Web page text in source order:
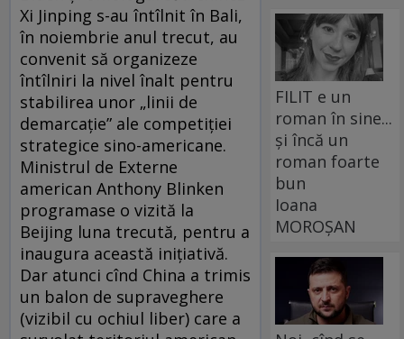
Xi Jinping s-au întîlnit în Bali,
în noiembrie anul trecut, au
convenit să organizeze
întîlniri la nivel înalt pentru
stabilirea unor „linii de
demarcație” ale competiției
strategice sino-americane.
Ministrul de Externe
american Anthony Blinken
programase o vizită la
Beijing luna trecută, pentru a
inaugura această inițiativă.
Dar atunci cînd China a trimis
un balon de supraveghere
(vizibil cu ochiul liber) care a
FILIT e un
roman în sine...
și încă un
roman foarte
bun
Ioana
MOROȘAN